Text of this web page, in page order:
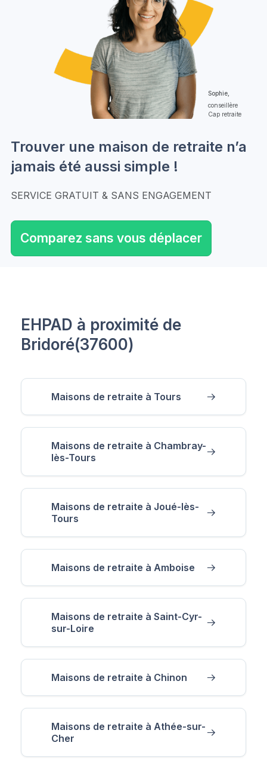
Sophie,
conseillère
Cap retraite
Trouver une maison de retraite n’a
jamais été aussi simple !
SERVICE GRATUIT & SANS ENGAGEMENT
Comparez sans vous déplacer
EHPAD à proximité de
Bridoré(37600)
Maisons de retraite à Tours
Maisons de retraite à Chambray-
lès-Tours
Maisons de retraite à Joué-lès-
Tours
Maisons de retraite à Amboise
Maisons de retraite à Saint-Cyr-
sur-Loire
Maisons de retraite à Chinon
Maisons de retraite à Athée-sur-
Cher